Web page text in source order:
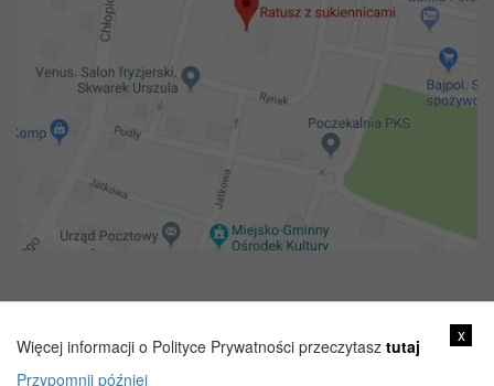
x
Więcej informacji o Polityce Prywatności przeczytasz tutaj
Przypomnij później